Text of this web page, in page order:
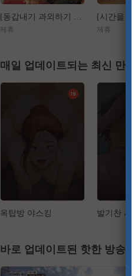
제휴 제휴
매일 업데이트되는 최신 만화
옥탑방 야스킹 발기찬 사정
바로 업데이트된 핫한 방송